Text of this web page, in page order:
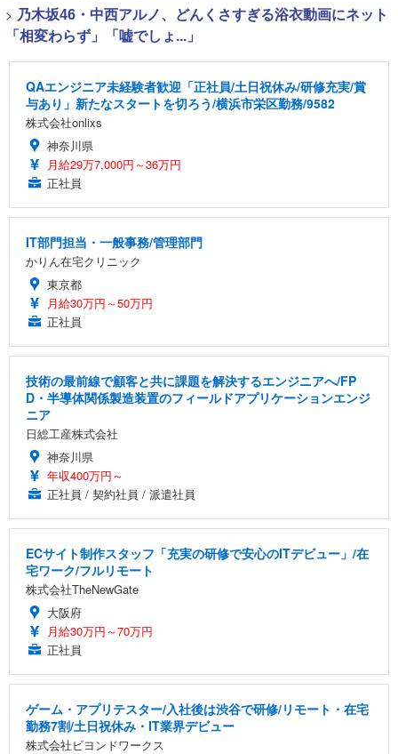
> 乃木坂46・中西アルノ、どんくさすぎる浴衣動画にネット
「相変わらず」「嘘でしょ...」
QAエンジニア未経験者歓迎「正社員/土日祝休み/研修充実/賞
与あり」新たなスタートを切ろう/横浜市栄区勤務/9582
株式会社onlixs
神奈川県
月給29万7,000円～36万円
正社員
IT部門担当・一般事務/管理部門
かりん在宅クリニック
東京都
月給30万円～50万円
正社員
技術の最前線で顧客と共に課題を解決するエンジニアへ/FP
D・半導体関係製造装置のフィールドアプリケーションエンジ
ニア
日総工産株式会社
神奈川県
年収400万円～
正社員 / 契約社員 / 派遣社員
ECサイト制作スタッフ「充実の研修で安心のITデビュー」/在
宅ワーク/フルリモート
株式会社TheNewGate
大阪府
月給30万円～70万円
正社員
ゲーム・アプリテスター/入社後は渋谷で研修/リモート・在宅
勤務7割/土日祝休み・IT業界デビュー
株式会社ビヨンドワークス